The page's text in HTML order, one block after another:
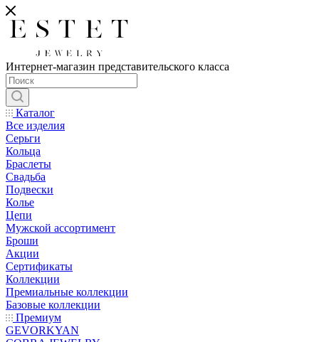
Интернет-магазин представительского класса
Каталог
Все изделия
Серьги
Кольца
Браслеты
Свадьба
Подвески
Колье
Цепи
Мужской ассортимент
Броши
Акции
Сертификаты
Коллекции
Премиальные коллекции
Базовые коллекции
Премиум
GEVORKYAN